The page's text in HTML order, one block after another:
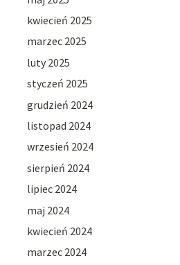
kwiecień 2025
marzec 2025
luty 2025
styczeń 2025
grudzień 2024
listopad 2024
wrzesień 2024
sierpień 2024
lipiec 2024
maj 2024
kwiecień 2024
marzec 2024